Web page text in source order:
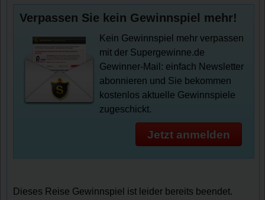
Verpassen Sie kein Gewinnspiel mehr!
Kein Gewinnspiel mehr verpassen
mit der Supergewinne.de
Gewinner-Mail: einfach Newsletter
abonnieren und Sie bekommen
kostenlos aktuelle Gewinnspiele
zugeschickt.
Jetzt anmelden
Dieses Reise Gewinnspiel ist leider bereits beendet.